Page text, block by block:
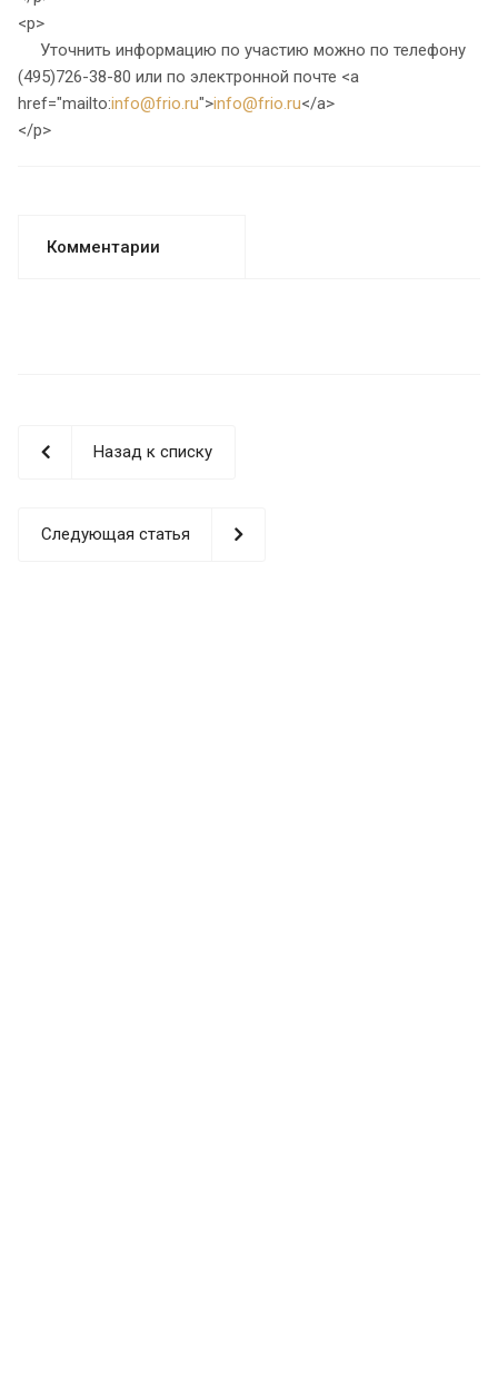
<p>
Уточнить информацию по участию можно по телефону
(495)726-38-80 или по электронной почте <a
href="mailto:info@frio.ru">info@frio.ru</a>
</p>
Комментарии
Назад к списку
Следующая статья